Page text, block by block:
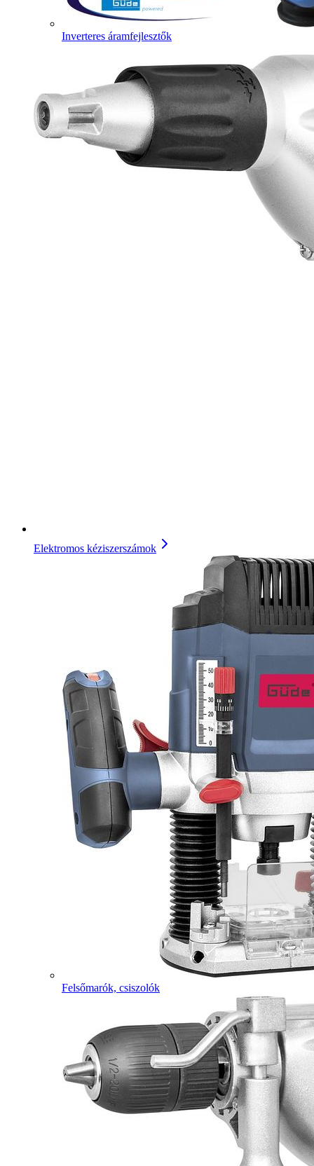
Inverteres áramfejlesztők
Elektromos kéziszerszámok
Felsőmarók, csiszolók